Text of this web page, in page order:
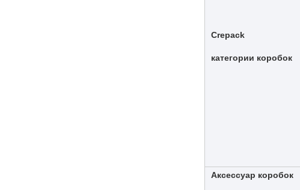
Crepack
категории коробок
Аксессуар коробок